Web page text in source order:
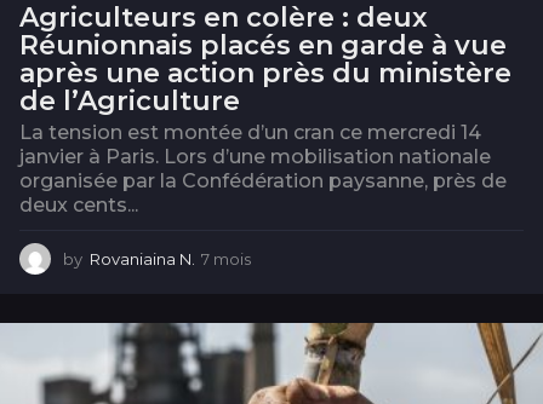
Agriculteurs en colère : deux
Réunionnais placés en garde à vue
après une action près du ministère
de l’Agriculture
La tension est montée d’un cran ce mercredi 14
janvier à Paris. Lors d’une mobilisation nationale
organisée par la Confédération paysanne, près de
deux cents...
by Rovaniaina N. 7 mois
i
s